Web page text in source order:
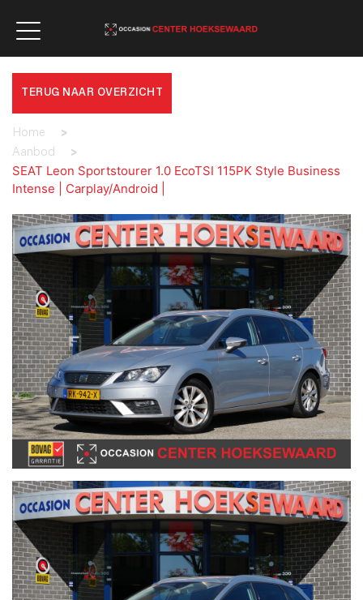
TERUG NAAR OVERZICHT
Home
>
Aanbod
>
SEAT Leon Sportstourer 1.0 EcoTSI 115PK Style Business
Intense | Carplay/Android |